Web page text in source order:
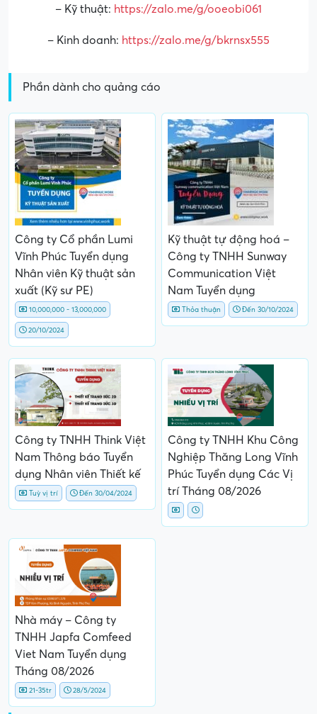
– Kỹ thuật: https://zalo.me/g/ooeobi061
– Kinh doanh: https://zalo.me/g/bkrnsx555
Phần dành cho quảng cáo
Công ty Cổ phần Lumi
Vĩnh Phúc Tuyển dụng
Nhân viên Kỹ thuật sản
xuất (Kỹ sư PE)
10,000,000 - 13,000,000
20/10/2024
Kỹ thuật tự động hoá –
Công ty TNHH Sunway
Communication Việt
Nam Tuyển dụng
Thỏa thuận Đến 30/10/2024
Công ty TNHH Think Việt
Nam Thông báo Tuyển
dụng Nhân viên Thiết kế
Tuỳ vị trí Đến 30/04/2024
Công ty TNHH Khu Công
Nghiệp Thăng Long Vĩnh
Phúc Tuyển dụng Các Vị
trí Tháng 08/2026
Nhà máy – Công ty
TNHH Japfa Comfeed
Viet Nam Tuyển dụng
Tháng 08/2026
21-35tr 28/5/2024